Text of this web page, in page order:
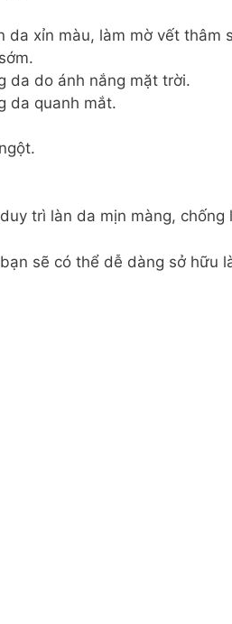
da xỉn màu, làm mờ vết thâm
da do ánh nắng mặt trời.
da quanh mắt.
trì làn da mịn màng, chống
sẽ có thể dễ dàng sở hữu